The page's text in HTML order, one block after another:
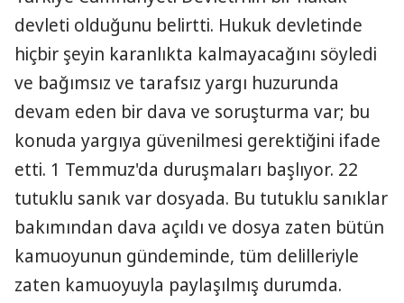
devleti olduğunu belirtti. Hukuk devletinde
hiçbir şeyin karanlıkta kalmayacağını söyledi
ve bağımsız ve tarafsız yargı huzurunda
devam eden bir dava ve soruşturma var; bu
konuda yargıya güvenilmesi gerektiğini ifade
etti. 1 Temmuz'da duruşmaları başlıyor. 22
tutuklu sanık var dosyada. Bu tutuklu sanıklar
bakımından dava açıldı ve dosya zaten bütün
kamuoyunun gündeminde, tüm delilleriyle
zaten kamuoyuyla paylaşılmış durumda.